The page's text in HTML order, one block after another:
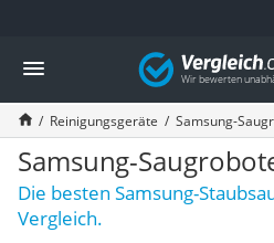
Die beliebtesten Vergleiche nach
Haushalt
Wassersprudler
Zentralstaubsauger
Brotbackautomat
Wischroboter
Wäschespinne
Industriestaubsauger
Vergleich
Reinigungsgeräte Samsung-
Samsung-
Die besten Samsung-
Vergleich.